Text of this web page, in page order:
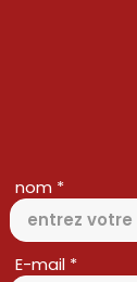
nom
E-mail